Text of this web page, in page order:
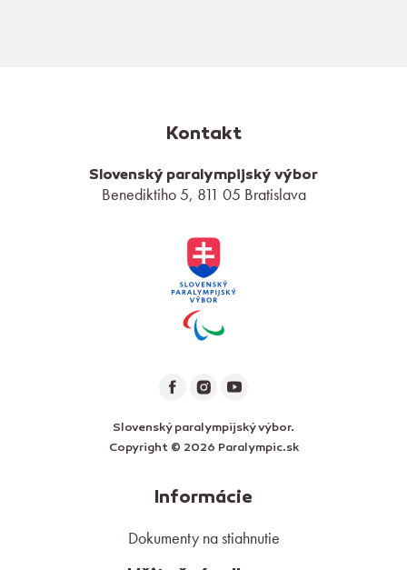
Kontakt
Slovenský paralympijský výbor
Benediktiho 5, 811 05 Bratislava
Slovenský paralympijský výbor.
Copyright © 2026 Paralympic.sk
Informácie
Dokumenty na stiahnutie